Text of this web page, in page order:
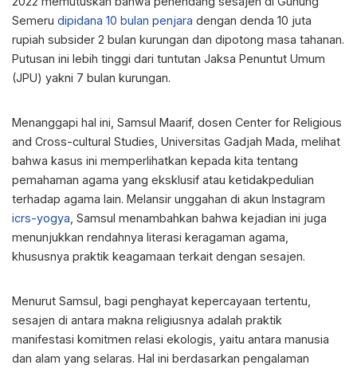
Semeru dipidana 10 bulan penjara dengan denda 10 juta
rupiah subsider 2 bulan kurungan dan dipotong masa tahanan.
Putusan ini lebih tinggi dari tuntutan Jaksa Penuntut Umum
(JPU) yakni 7 bulan kurungan.
Menanggapi hal ini, Samsul Maarif, dosen Center for Religious
and Cross-cultural Studies, Universitas Gadjah Mada, melihat
bahwa kasus ini memperlihatkan kepada kita tentang
pemahaman agama yang eksklusif atau ketidakpedulian
terhadap agama lain. Melansir unggahan di akun Instagram
icrs-yogya , Samsul menambahkan bahwa kejadian ini juga
menunjukkan rendahnya literasi keragaman agama,
khususnya praktik keagamaan terkait dengan sesajen.
Menurut Samsul, bagi penghayat kepercayaan tertentu,
sesajen di antara makna religiusnya adalah praktik
manifestasi komitmen relasi ekologis, yaitu antara manusia
dan alam yang selaras. Hal ini berdasarkan pengalaman